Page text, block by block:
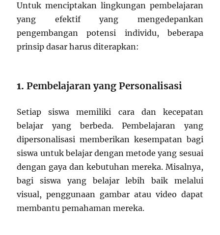
Untuk menciptakan lingkungan pembelajaran
yang efektif yang mengedepankan
pengembangan potensi individu, beberapa
prinsip dasar harus diterapkan:
1.Pembelajaran yang Personalisasi
Setiap siswa memiliki cara dan kecepatan
belajar yang berbeda. Pembelajaran yang
dipersonalisasi memberikan kesempatan bagi
siswa untuk belajar dengan metode yang sesuai
dengan gaya dan kebutuhan mereka. Misalnya,
bagi siswa yang belajar lebih baik melalui
visual, penggunaan gambar atau video dapat
membantu pemahaman mereka.